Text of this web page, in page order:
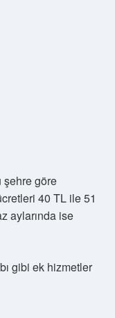
şehre göre
40 TL ile 51
aylarında ise
gibi ek hizmetler